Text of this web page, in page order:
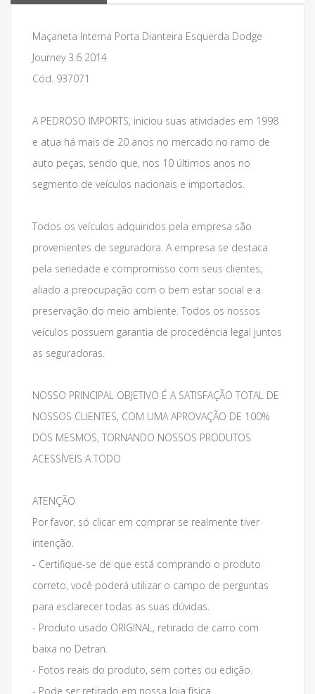
Maçaneta Interna Porta Dianteira Esquerda Dodge
Journey 3.6 2014
Cód. 937071
A PEDROSO IMPORTS, iniciou suas atividades em 1998
e atua há mais de 20 anos no mercado no ramo de
auto peças, sendo que, nos 10 últimos anos no
segmento de veículos nacionais e importados.
Todos os veículos adquiridos pela empresa são
provenientes de seguradora. A empresa se destaca
pela seriedade e compromisso com seus clientes,
aliado a preocupação com o bem estar social e a
preservação do meio ambiente. Todos os nossos
veículos possuem garantia de procedência legal juntos
as seguradoras.
NOSSO PRINCIPAL OBJETIVO É A SATISFAÇÃO TOTAL DE
NOSSOS CLIENTES, COM UMA APROVAÇÃO DE 100%
DOS MESMOS, TORNANDO NOSSOS PRODUTOS
ACESSÍVEIS A TODO
ATENÇÃO
Por favor, só clicar em comprar se realmente tiver
intenção.
- Certifique-se de que está comprando o produto
correto, você poderá utilizar o campo de perguntas
para esclarecer todas as suas dúvidas.
- Produto usado ORIGINAL, retirado de carro com
baixa no Detran.
- Fotos reais do produto, sem cortes ou edição.
- Pode ser retirado em nossa loja física.